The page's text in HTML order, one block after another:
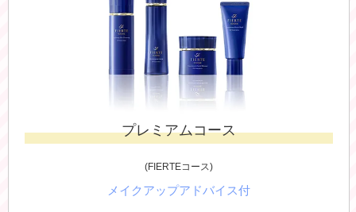
プレミアムコース
(FIERTEコース)
メイクアップアドバイス付